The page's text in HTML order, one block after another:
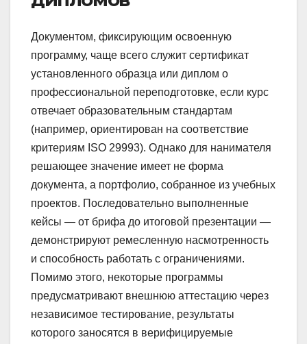
Документом, фиксирующим освоенную
программу, чаще всего служит сертификат
установленного образца или диплом о
профессиональной переподготовке, если курс
отвечает образовательным стандартам
(например, ориентирован на соответствие
критериям ISO 29993). Однако для нанимателя
решающее значение имеет не форма
документа, а портфолио, собранное из учебных
проектов. Последовательно выполненные
кейсы — от брифа до итоговой презентации —
демонстрируют ремесленную насмотренность
и способность работать с ограничениями.
Помимо этого, некоторые программы
предусматривают внешнюю аттестацию через
независимое тестирование, результаты
которого заносятся в верифицируемые